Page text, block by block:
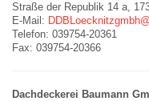
Straße der Republik 14 a,
E-Mail:
Telefon: 039754-20361
Fax: 039754-20366
Dachdeckerei Baumann